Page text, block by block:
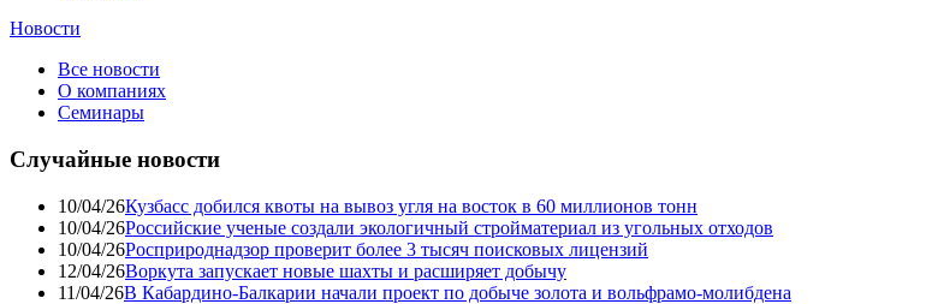
Новости
Все новости
О компаниях
Семинары
Случайные новости
10/04/26Кузбасс добился квоты на вывоз угля на восток в 60 миллионов тонн
10/04/26Российские ученые создали экологичный стройматериал из угольных отходов
10/04/26Росприроднадзор проверит более 3 тысяч поисковых лицензий
12/04/26Воркута запускает новые шахты и расширяет добычу
11/04/26В Кабардино-Балкарии начали проект по добыче золота и вольфрамо-молибдена